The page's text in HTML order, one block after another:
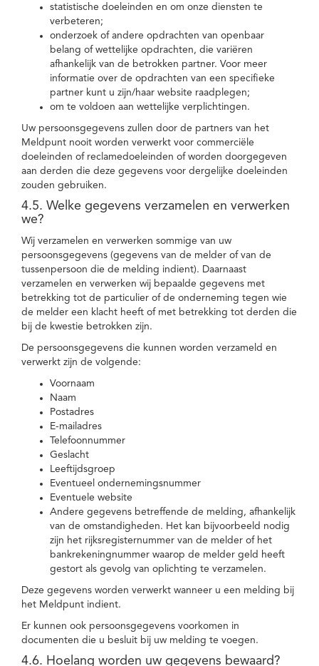
statistische doeleinden en om onze diensten te
verbeteren;
onderzoek of andere opdrachten van openbaar
belang of wettelijke opdrachten, die variëren
afhankelijk van de betrokken partner. Voor meer
informatie over de opdrachten van een specifieke
partner kunt u zijn/haar website raadplegen;
om te voldoen aan wettelijke verplichtingen.
Uw persoonsgegevens zullen door de partners van het
Meldpunt nooit worden verwerkt voor commerciële
doeleinden of reclamedoeleinden of worden doorgegeven
aan derden die deze gegevens voor dergelijke doeleinden
zouden gebruiken.
4.5. Welke gegevens verzamelen en verwerken
we?
Wij verzamelen en verwerken sommige van uw
persoonsgegevens (gegevens van de melder of van de
tussenpersoon die de melding indient). Daarnaast
verzamelen en verwerken wij bepaalde gegevens met
betrekking tot de particulier of de onderneming tegen wie
de melder een klacht heeft of met betrekking tot derden die
bij de kwestie betrokken zijn.
De persoonsgegevens die kunnen worden verzameld en
verwerkt zijn de volgende:
Voornaam
Naam
Postadres
E-mailadres
Telefoonnummer
Geslacht
Leeftijdsgroep
Eventueel ondernemingsnummer
Eventuele website
Andere gegevens betreffende de melding, afhankelijk
van de omstandigheden. Het kan bijvoorbeeld nodig
zijn het rijksregisternummer van de melder of het
bankrekeningnummer waarop de melder geld heeft
gestort als gevolg van oplichting te verzamelen.
Deze gegevens worden verwerkt wanneer u een melding bij
het Meldpunt indient.
Er kunnen ook persoonsgegevens voorkomen in
documenten die u besluit bij uw melding te voegen.
4.6. Hoelang worden uw gegevens bewaard?